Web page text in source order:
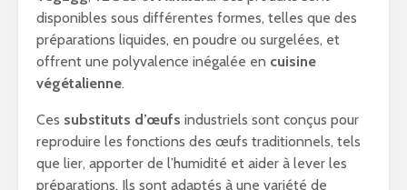
disponibles sous différentes formes, telles que des
préparations liquides, en poudre ou surgelées, et
offrent une polyvalence inégalée en cuisine
végétalienne.
Ces substituts d’œufs industriels sont conçus pour
reproduire les fonctions des œufs traditionnels, tels
que lier, apporter de l’humidité et aider à lever les
préparations. Ils sont adaptés à une variété de